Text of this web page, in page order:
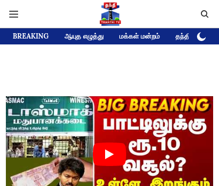
BREAKING ஆயுத எழுத்து மக்கள் மன்றம் தந்தி டிவி